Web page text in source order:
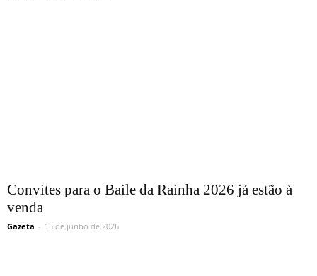
Convites para o Baile da Rainha 2026 já estão à
venda
Gazeta - 15 de junho de 2026